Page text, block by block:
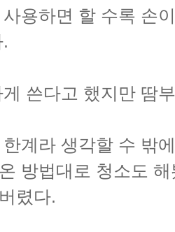
용하면 할 수록 손
쓴다고 했지만 땀
계라 생각할 수 밖
방법대로 청소도
렸다.